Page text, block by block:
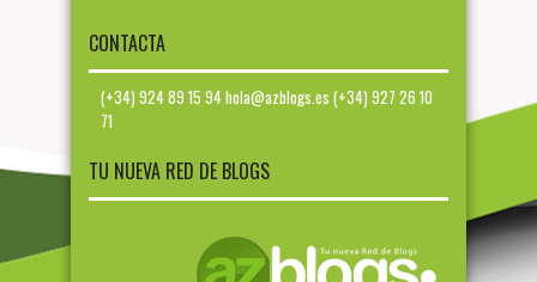
CONTACTA
(+34) 924 89 15 94 hola@azblogs.es (+34) 927 26 10
71
TU NUEVA RED DE BLOGS